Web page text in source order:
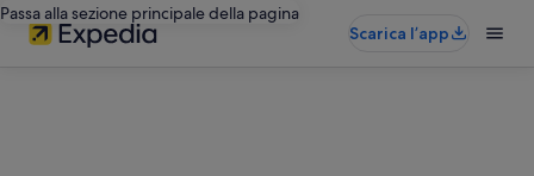
Passa alla sezione principale della pagina
Scarica l’app